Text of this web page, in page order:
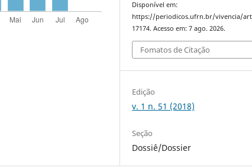
Disponível em:
https://periodicos.ufrn.br/vivencia/
17174. Acesso em: 7 ago. 2026.
Fomatos de Citação
Edição
v. 1 n. 51 (2018)
Seção
Dossiê/Dossier